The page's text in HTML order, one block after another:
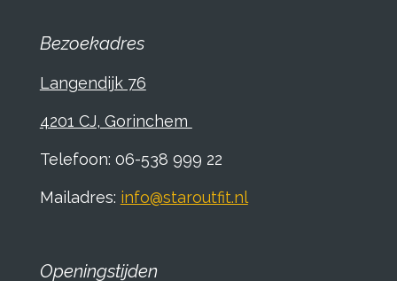
Bezoekadres
Langendijk 76
4201 CJ, Gorinchem
Telefoon: 06-538 999 22
Mailadres: info@staroutfit.nl
Openingstijden